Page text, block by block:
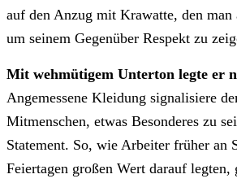
auf den Anzug mit Krawatte, den man
um seinem Gegenüber Respekt zu
Mit wehmütigem Unterton legte er
Angemessene Kleidung signalisiere
Mitmenschen, etwas Besonderes zu
Statement. So, wie Arbeiter früher an
Feiertagen großen Wert darauf legten,